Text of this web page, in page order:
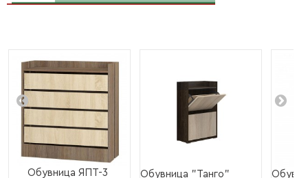
Обувница ЯПТ-3
Обувница "Танго"